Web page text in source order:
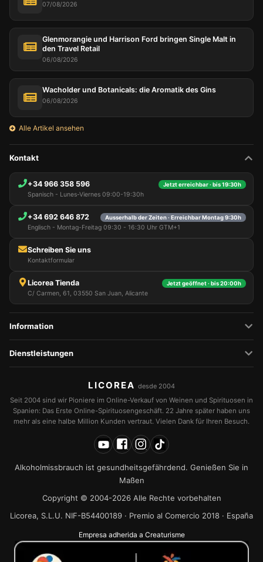
07/08/2026
Glenmorangie und Harrison Ford bringen Single Malt in
den Travel Retail
06/08/2026
Wacholder und Botanicals: die Aromatik des Gins
06/08/2026
Alle Artikel ansehen
Kontakt
+34 966 358 596 Jetzt erreichbar · bis 19:30h
Spanisch - Lunes-Viernes 09:00-19:30h
+34 692 646 872 Ausserhalb der Zeiten · Erreichbar Montag 9:30h
Englisch - Montag-Freitag 09:30 - 16:30 Uhr GTM+1
Schreiben Sie uns
Kontaktformular
Licorea Tienda Jetzt geöffnet · bis 20:00h
C/ Carmen, 61, 03550 San Juan, Alicante
Information
Dienstleistungen
LICOREA desde 2004
Seit 2004 sind wir Pioniere im Online-Verkauf von Weinen und Spirituosen in
Spanien: Das Erste Online-Spirituosengeschäft. 22 Jahre später haben uns
mehr als eine halbe Million Kunden vertraut. Vielen Dank für Ihren Besuch.
Alkoholmissbrauch ist gesundheitsgefährdend. Genießen Sie in
Maßen
Copyright © 2004-2026 Alle Rechte vorbehalten
Licorea, S.L.U. NIF-B54400189 · Premio al Comercio 2018 · España
Empresa adherida a Creaturisme